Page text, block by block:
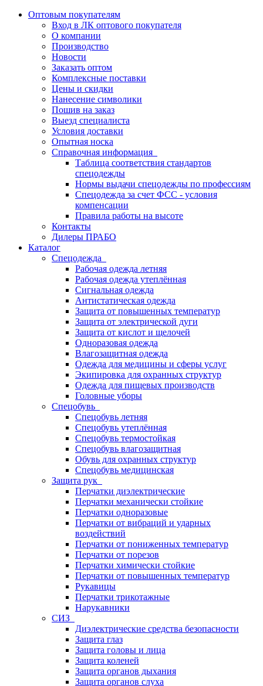
Оптовым покупателям
Вход в ЛК оптового покупателя
О компании
Производство
Новости
Заказать оптом
Комплексные поставки
Цены и скидки
Нанесение символики
Пошив на заказ
Выезд специалиста
Условия доставки
Опытная носка
Справочная информация
Таблица соответствия стандартов
спецодежды
Нормы выдачи спецодежды по профессиям
Спецодежда за счет ФСС - условия
компенсации
Правила работы на высоте
Контакты
Дилеры ПРАБО
Каталог
Спецодежда
Рабочая одежда летняя
Рабочая одежда утеплённая
Сигнальная одежда
Антистатическая одежда
Защита от повышенных температур
Защита от электрической дуги
Защита от кислот и щелочей
Одноразовая одежда
Влагозащитная одежда
Одежда для медицины и сферы услуг
Экипировка для охранных структур
Одежда для пищевых производств
Головные уборы
Спецобувь
Спецобувь летняя
Спецобувь утеплённая
Спецобувь термостойкая
Спецобувь влагозащитная
Обувь для охранных структур
Спецобувь медицинская
Защита рук
Перчатки диэлектрические
Перчатки механически стойкие
Перчатки одноразовые
Перчатки от вибраций и ударных
воздействий
Перчатки от пониженных температур
Перчатки от порезов
Перчатки химически стойкие
Перчатки от повышенных температур
Рукавицы
Перчатки трикотажные
Нарукавники
СИЗ
Диэлектрические средства безопасности
Защита глаз
Защита головы и лица
Защита коленей
Защита органов дыхания
Защита органов слуха